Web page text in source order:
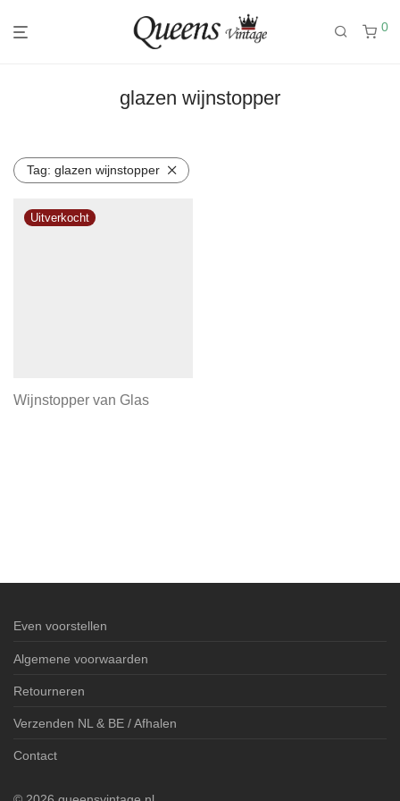
0
glazen wijnstopper
Tag: glazen wijnstopper
Wijnstopper van Glas
Even voorstellen
Algemene voorwaarden
Retourneren
Verzenden NL & BE / Afhalen
Contact